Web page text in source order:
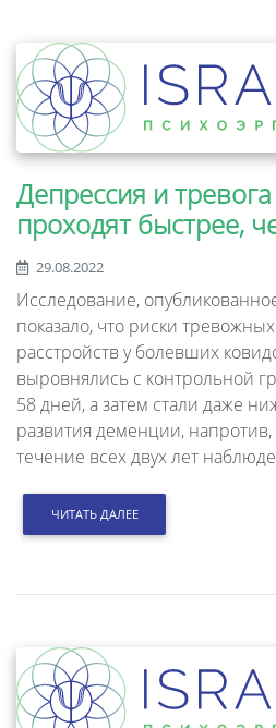
Депрессия и
проходят быстрее,
29.08.2022
Исследование,
показало, что риски
расстройств у болевших
выровнялись с контрольной
58 дней, а затем стали даже
развития деменции,
течение всех двух лет
ЧИТАТЬ ДАЛЕЕ